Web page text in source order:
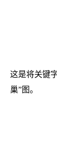
这是将关键
巢”图。